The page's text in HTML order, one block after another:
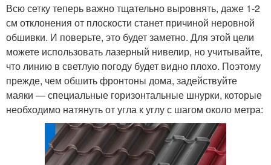
Всю сетку теперь важно тщательно выровнять, даже 1-2
см отклонения от плоскости станет причиной неровной
обшивки. И поверьте, это будет заметно. Для этой цели
можете использовать лазерный нивелир, но учитывайте,
что линию в светлую погоду будет видно плохо. Поэтому
прежде, чем обшить фронтоны дома, задействуйте
маяки — специальные горизонтальные шнурки, которые
необходимо натянуть от угла к углу с шагом около метра: